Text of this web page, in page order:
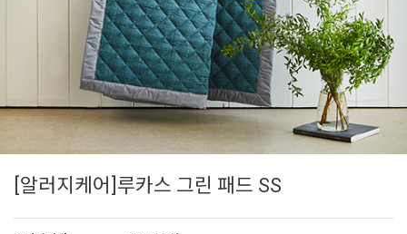
[알러지케어]루카스 그린 패드 SS